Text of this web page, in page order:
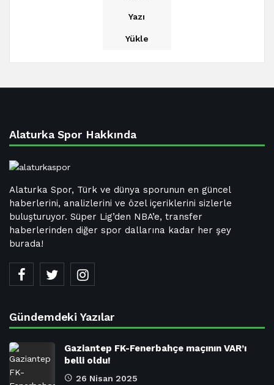
Yazı
Yükle
Alaturka Spor Hakkında
Alaturka Spor, Türk ve dünya sporunun en güncel
haberlerini, analizlerini ve özel içeriklerini sizlerle
buluşturuyor. Süper Lig’den NBA’e, transfer
haberlerinden diğer spor dallarına kadar her şey
burada!
Gündemdeki Yazılar
Gaziantep FK-Fenerbahçe maçının VAR’ı
belli oldu!
26 Nisan 2025